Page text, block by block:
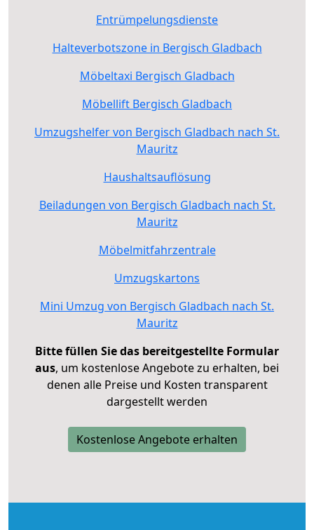
Entrümpelungsdienste
Halteverbotszone in Bergisch Gladbach
Möbeltaxi Bergisch Gladbach
Möbellift Bergisch Gladbach
Umzugshelfer von Bergisch Gladbach nach St.
Mauritz
Haushaltsauflösung
Beiladungen von Bergisch Gladbach nach St.
Mauritz
Möbelmitfahrzentrale
Umzugskartons
Mini Umzug von Bergisch Gladbach nach St.
Mauritz
Bitte füllen Sie das bereitgestellte Formular
aus, um kostenlose Angebote zu erhalten, bei
denen alle Preise und Kosten transparent
dargestellt werden
Kostenlose Angebote erhalten